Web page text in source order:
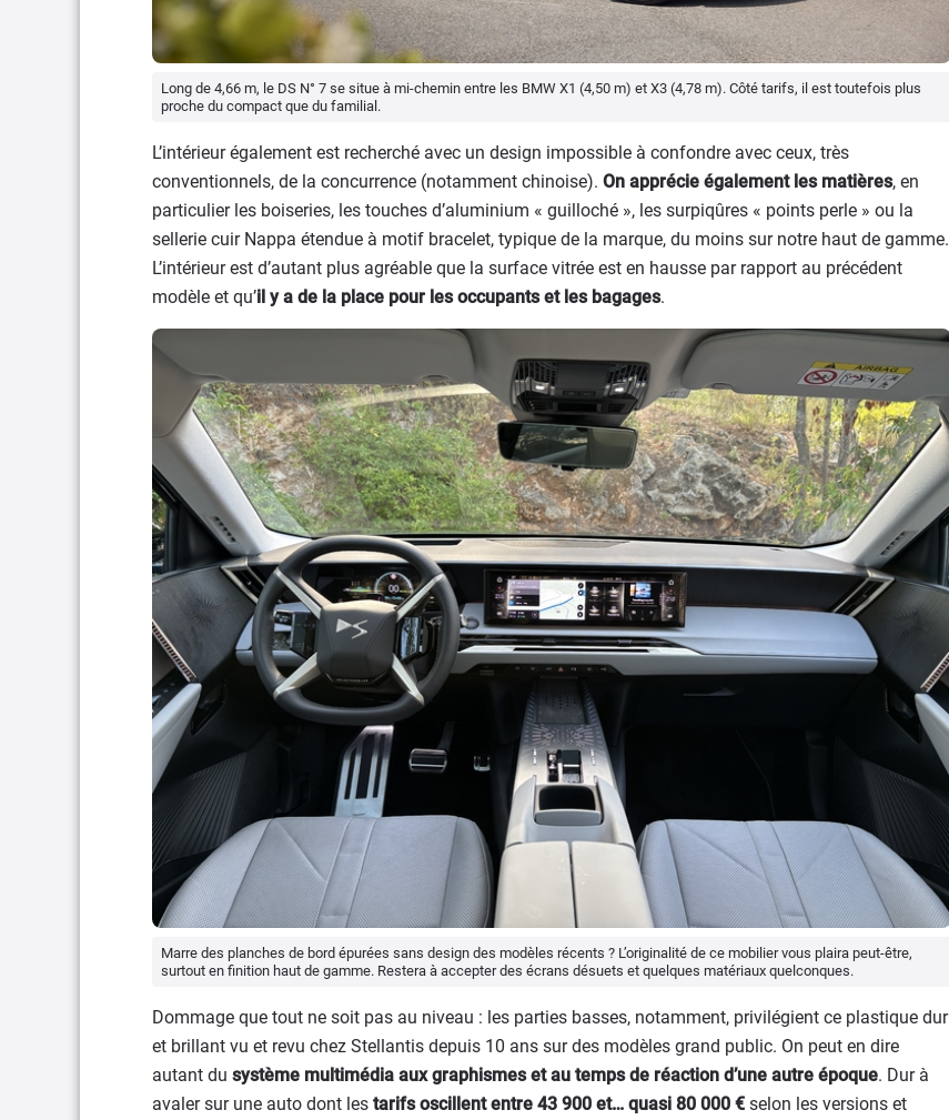
Long de 4,66 m, le DS N° 7 se situe à mi-chemin entre les BMW X1 (4,50 m) et X3 (4,78 m). Côté tarifs, il est toutefois plus
proche du compact que du familial.
L’intérieur également est recherché avec un design impossible à confondre avec ceux, très
conventionnels, de la concurrence (notamment chinoise). On apprécie également les matières, en
particulier les boiseries, les touches d’aluminium « guilloché », les surpiqûres « points perle » ou la
sellerie cuir Nappa étendue à motif bracelet, typique de la marque, du moins sur notre haut de gamme.
L’intérieur est d’autant plus agréable que la surface vitrée est en hausse par rapport au précédent
modèle et qu’il y a de la place pour les occupants et les bagages.
Marre des planches de bord épurées sans design des modèles récents ? L’originalité de ce mobilier vous plaira peut-être,
surtout en finition haut de gamme. Restera à accepter des écrans désuets et quelques matériaux quelconques.
Dommage que tout ne soit pas au niveau : les parties basses, notamment, privilégient ce plastique dur
et brillant vu et revu chez Stellantis depuis 10 ans sur des modèles grand public. On peut en dire
autant du système multimédia aux graphismes et au temps de réaction d’une autre époque. Dur à
avaler sur une auto dont les tarifs oscillent entre 43 900 et… quasi 80 000 € selon les versions et